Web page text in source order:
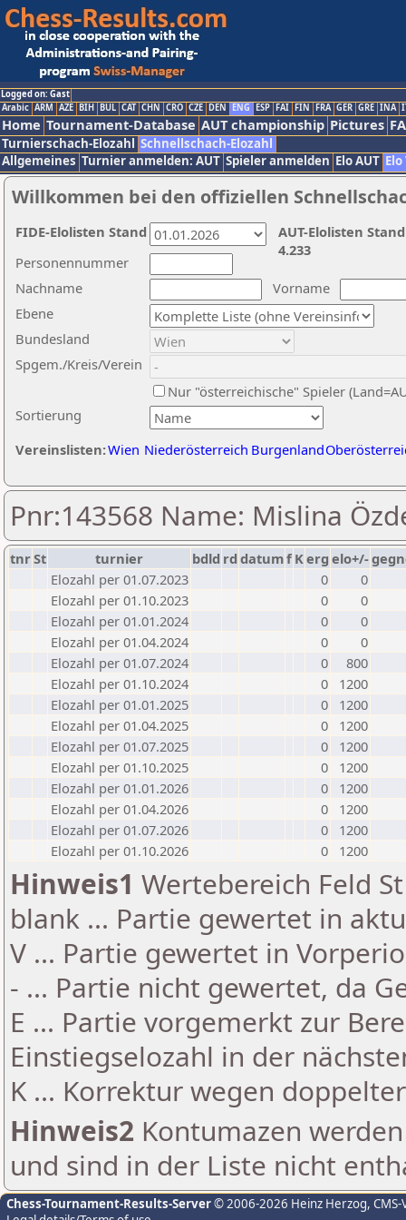
Logged on: Gast
Arabic ARM AZE BIH BUL CAT CHN CRO CZE DEN ENG ESP FAI FIN FRA GER GRE INA
Home Tournament-Database AUT championship Pictures
Turnierschach-Elozahl Schnellschach-Elozahl
Allgemeines Turnier anmelden: AUT Spieler anmelden Elo AUT
Willkommen bei den offiziellen
Nachname
Vorname
Ebene
Sortierung
Personennummer
Bundesland
Spgem./Kreis/Verein
Nur "österreichische" Spieler
Vereinslisten:Wien Niederösterreich Burgenland
AUT-Elolisten
4.233
FIDE-Elolisten Stand
Pnr:143568 Name: Mislina
tnrSt turnier bdld rd datumf Kerg elo+/-
Elozahl per 01.07.2023
0
0
Elozahl per 01.10.2023
0
0
Elozahl per 01.01.2024
0
0
Elozahl per 01.04.2024
0
0
Elozahl per 01.07.2024
0
800
Elozahl per 01.10.2024
0
1200
Elozahl per 01.01.2025
0
1200
Elozahl per 01.04.2025
0
1200
Elozahl per 01.07.2025
0
1200
Elozahl per 01.10.2025
0
1200
Elozahl per 01.01.2026
0
1200
Elozahl per 01.04.2026
0
1200
Elozahl per 01.07.2026
0
1200
Elozahl per 01.10.2026
0 1200
Hinweis1 Wertebereich Feld
blank ... Partie gewertet in
V ... Partie gewertet in
- ... Partie nicht gewertet, da
E ... Partie vorgemerkt zur
Einstiegselozahl in der
K ... Korrektur wegen
Hinweis2 Kontumazen
und sind in der Liste nicht
Chess-Tournament-Results-Server© 2006-2026 Heinz Herzog,